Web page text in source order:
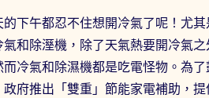
下午都忍不住想開冷氣了呢！尤
和除溼機，除了天氣熱要開冷氣
冷氣和除濕機都是吃電怪物。為了
府推出「雙重」節能家電補助，